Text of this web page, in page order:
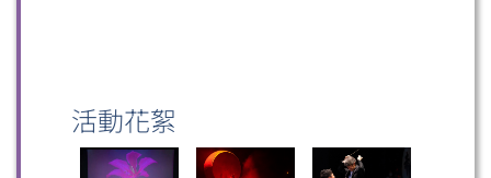
活動花絮